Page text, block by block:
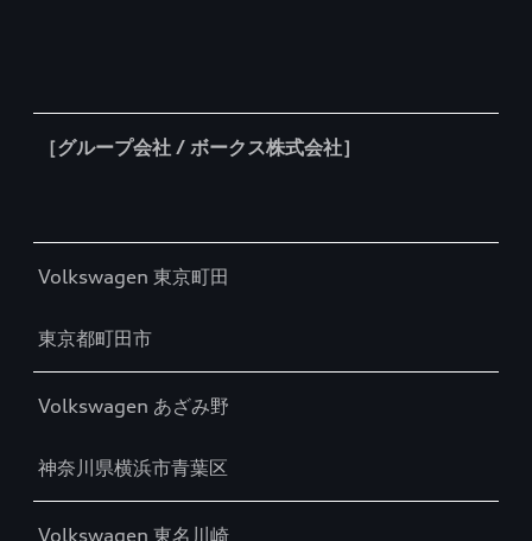
［グループ会社 / ボークス株式会社］
Volkswagen 東京町田
東京都町田市
Volkswagen あざみ野
神奈川県横浜市青葉区
Volkswagen 東名川崎